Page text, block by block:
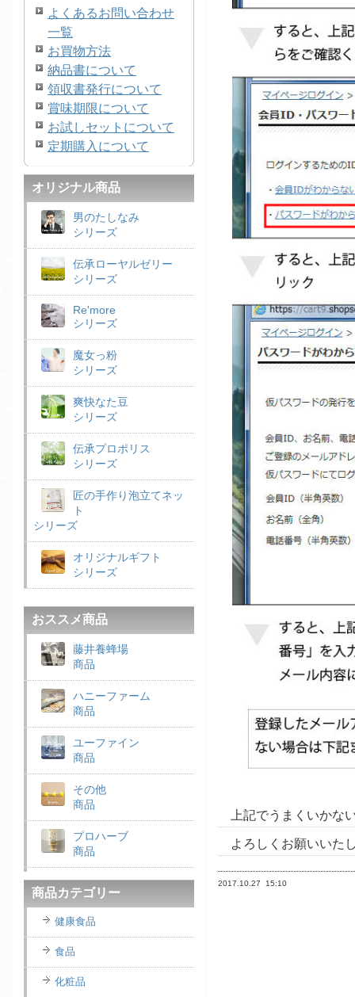
上記でうまくいかな
よろしくお願いいた
2017.10.27 15:10
よくあるお問い合わせ
一覧
お買物方法
納品書について
領収書発行について
賞味期限について
お試しセットについて
定期購入について
オリジナル商品
男のたしなみ
シリーズ
伝承ローヤルゼリー
シリーズ
Re'more
シリーズ
魔女っ粉
シリーズ
爽快なた豆
シリーズ
伝承プロポリス
シリーズ
匠の手作り泡立てネッ
ト
シリーズ
オリジナルギフト
シリーズ
おススメ商品
藤井養蜂場
商品
ハニーファーム
商品
ユーファイン
商品
その他
商品
プロハーブ
商品
老舗穀物屋
商品
エコライフラボ
i・ライフソリューショ
ンズ
商品カテゴリー
健康食品
食品
化粧品